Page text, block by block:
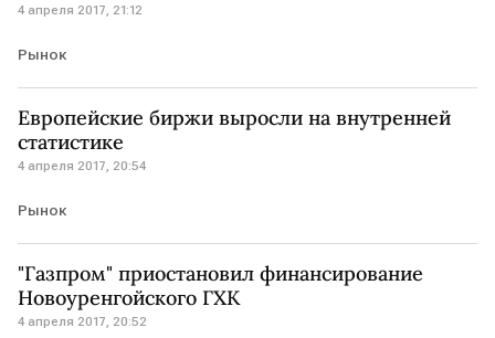
4 апреля 2017, 21:12
Рынок
Европейские биржи выросли на внутренней
статистике
4 апреля 2017, 20:54
Рынок
"Газпром" приостановил финансирование
Новоуренгойского ГХК
4 апреля 2017, 20:52